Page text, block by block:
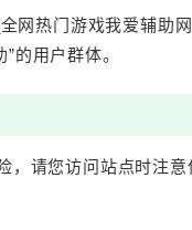
网热门游戏我爱辅助
的用户群体。
请您访问站点时注意